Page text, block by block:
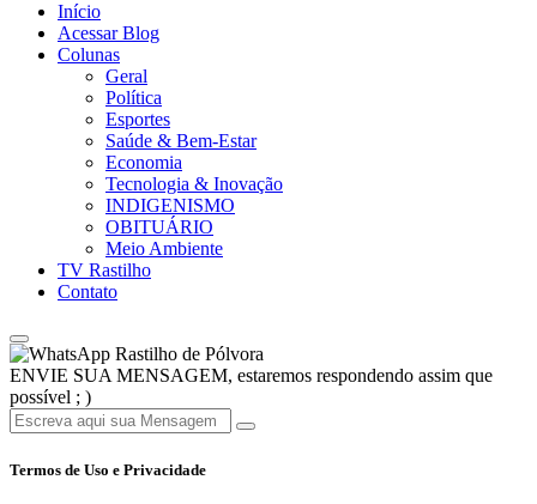
Início
Acessar Blog
Colunas
Geral
Política
Esportes
Saúde & Bem-Estar
Economia
Tecnologia & Inovação
INDIGENISMO
OBITUÁRIO
Meio Ambiente
TV Rastilho
Contato
Rastilho de Pólvora
ENVIE SUA MENSAGEM, estaremos respondendo assim que
possível ; )
Termos de Uso e Privacidade